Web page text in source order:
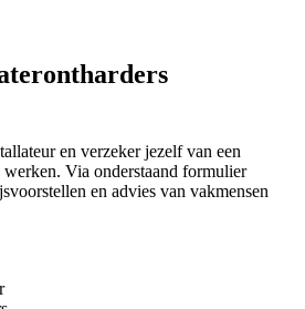
en verzeker jezelf van een
Via onderstaand formulier
en advies van vakmensen